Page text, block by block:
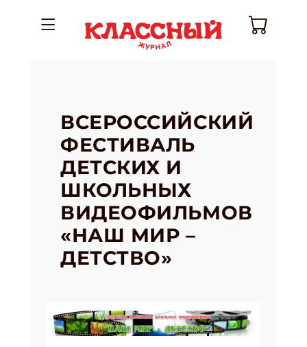
ВСЕРОССИЙСКИЙ
ФЕСТИВАЛЬ
ДЕТСКИХ И
ШКОЛЬНЫХ
ВИДЕОФИЛЬМОВ
«НАШ МИР –
ДЕТСТВО»